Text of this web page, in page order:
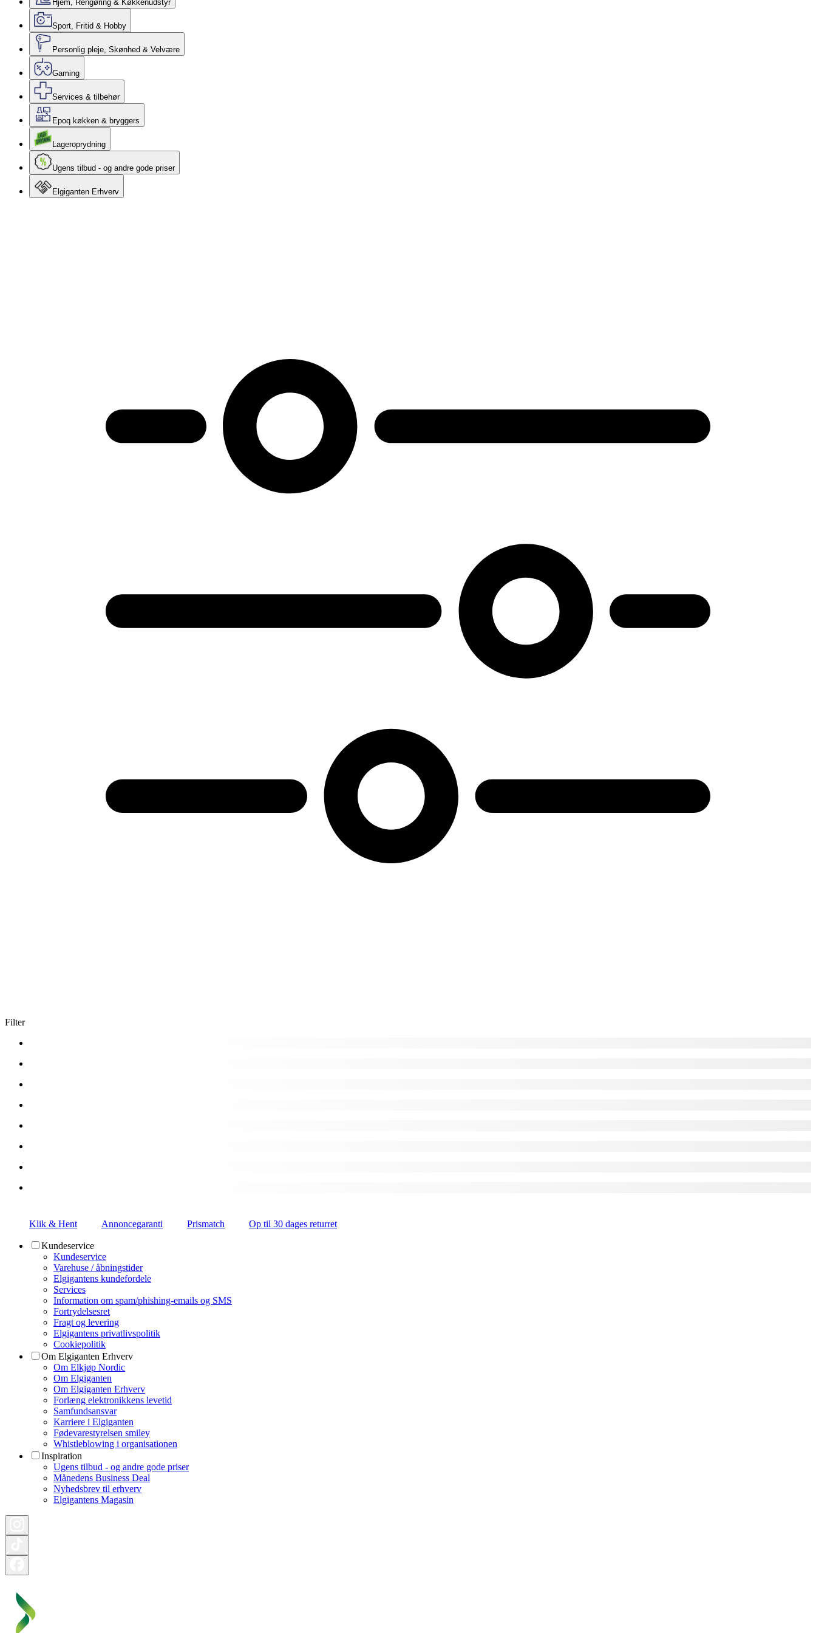
Hjem, Rengøring & Køkkenudstyr
Sport, Fritid & Hobby
Personlig pleje, Skønhed & Velvære
Gaming
Services & tilbehør
Epoq køkken & bryggers
Lageroprydning
Ugens tilbud - og andre gode priser
Elgiganten Erhverv
Filter
Klik & Hent Annoncegaranti Prismatch Op til 30 dages returret
Kundeservice
Kundeservice
Varehuse / åbningstider
Elgigantens kundefordele
Services
Information om spam/phishing-emails og SMS
Fortrydelsesret
Fragt og levering
Elgigantens privatlivspolitik
Cookiepolitik
Om Elgiganten Erhverv
Om Elkjøp Nordic
Om Elgiganten
Om Elgiganten Erhverv
Forlæng elektronikkens levetid
Samfundsansvar
Karriere i Elgiganten
Fødevarestyrelsen smiley
Whistleblowing i organisationen
Inspiration
Ugens tilbud - og andre gode priser
Månedens Business Deal
Nyhedsbrev til erhverv
Elgigantens Magasin